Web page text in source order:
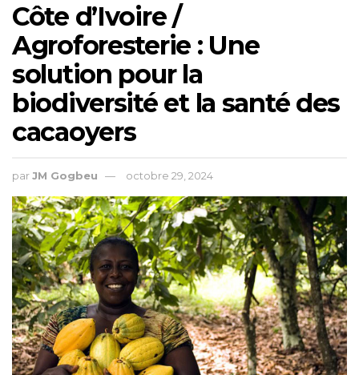
Côte d’Ivoire /
Agroforesterie : Une
solution pour la
biodiversité et la santé des
cacaoyers
parJM Gogbeu octobre 29, 2024